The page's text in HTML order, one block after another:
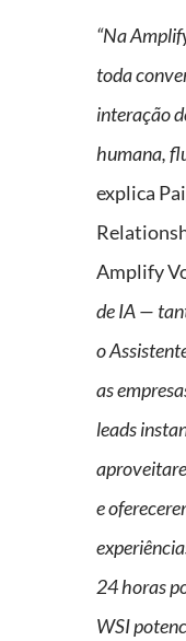
“Na
toda
interação
humana,
explica
Amplify
de IA —
o
as
leads
e
24 horas
WSI